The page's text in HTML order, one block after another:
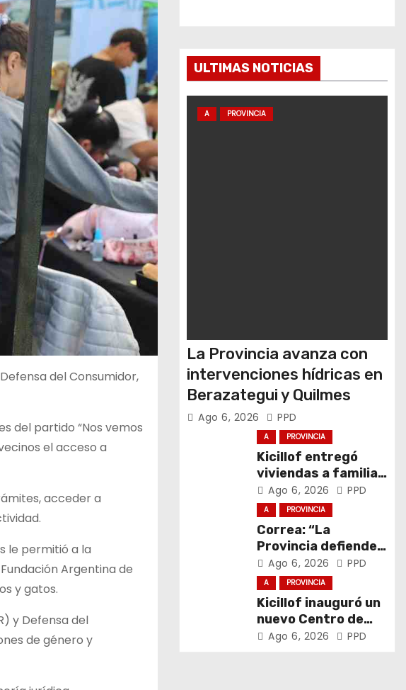
del Consumidor,
del partido “Nos vemos
el acceso a
acceder a
le permitió a la
Argentina de
y gatos.
y Defensa del
de género y
ULTIMAS NOTICIAS
A PROVINCIA
La Provincia avanza con
intervenciones hídricas en
Berazategui y Quilmes
Ago 6, 2026 PPD
A PROVINCIA
Kicillof entregó
viviendas a familias
de General La
Madrid
Ago 6, 2026 PPD
A PROVINCIA
Correa: “La
Provincia defiende
el trabajo y la
soberanía sobre
puertos y ríos”
Ago 6, 2026 PPD
A PROVINCIA
Kicillof inauguró un
nuevo Centro de
Atención Primaria
Ago 6, 2026 PPD